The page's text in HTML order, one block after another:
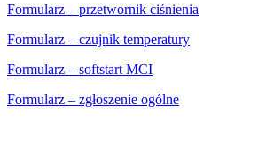
Formularz – przetwornik ciśnienia
Formularz – czujnik temperatury
Formularz – softstart MCI
Formularz – zgłoszenie ogólne